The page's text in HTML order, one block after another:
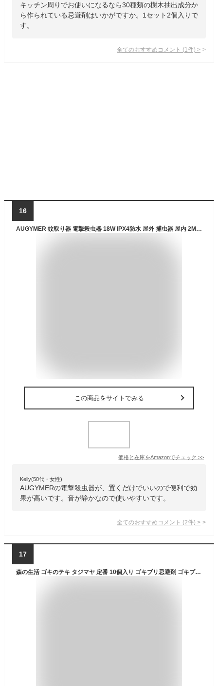
キッチン周りでお使いになるなら30種類の樹木抽出成分か
ら作られている忌避剤はいかがですか。1セット2個入りで
す。
全てのおすすめコメント (1 件) >
16
AUGYMER 蚊取り器 電撃殺虫器 18W IPX4防水 屋外 捕虫器 屋内 2M電源コード 無害 超省エネ 臭いや煙なし 薬剤不要 ペットや赤ちゃんにも安心 電撃蚊取り器 殺虫ライト 害虫駆除 無蚊除け 電撃殺虫灯 蚊対策害虫駆除器 吊り下げ式 据え置き式両用 家庭用殺虫灯 蚊 蛾 コバエ対策 リビング/庭/台所/寝室/居間/食堂/民宿/病院などにピッタリ
この商品をサイトでみる
価格と在庫をAmazonでチェック >>
Kelly(50代・女性)
AUGYMERの電撃殺虫器が、置くだけでいいので便利で効
果が高いです。音が静かなので使いやすいです。
全てのおすすめコメント (2件) >
17
森の生活 ゴキのテキ タジマヤ 定番 10個入り ゴキブリ忌避剤 ゴキブリ退治 虫よけ対策 室内用 消臭効果 植物成分 台所害虫 虫除け 2-3ヵ月間持続 冷蔵庫の下 ガス台の裏 シンク下の扉 オイルゲル 忌避剤